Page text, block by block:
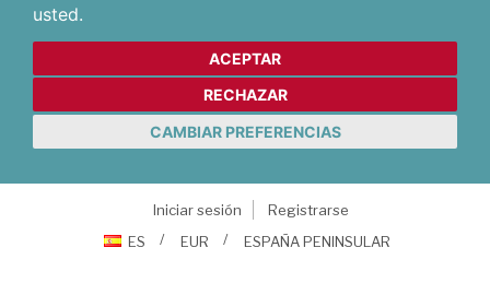
usted.
ACEPTAR
RECHAZAR
CAMBIAR PREFERENCIAS
Iniciar sesión
Registrarse
ES
EUR ESPAÑA PENINSULAR